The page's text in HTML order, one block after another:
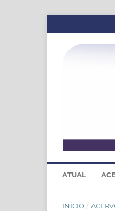
ATUAL
INÍCIO /